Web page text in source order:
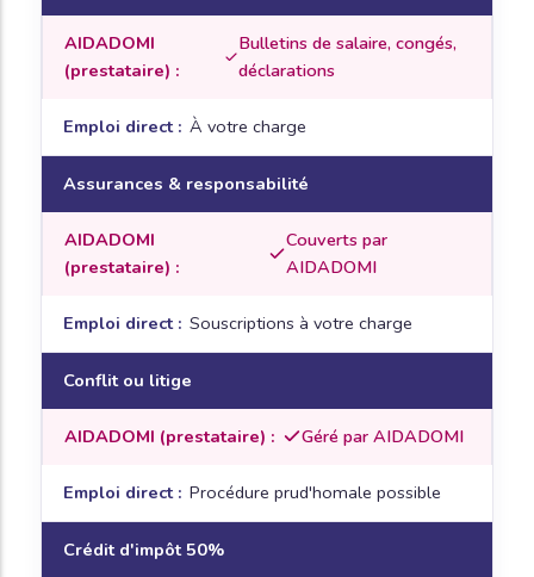
Bulletins de salaire, congés,
déclarations
À votre charge
Assurances & responsabilité
Couverts par
AIDADOMI
Souscriptions à votre charge
Conflit ou litige
Géré par AIDADOMI
Procédure prud'homale possible
Crédit d'impôt 50%